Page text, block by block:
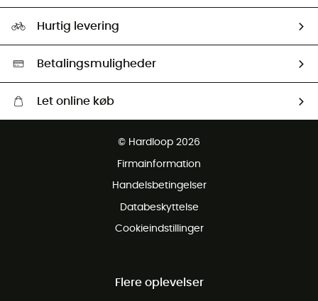
Our ambassadors
Second hand
HardGreen Udvalg
Hurtig levering
Betalingsmuligheder
Let online køb
Gratis retur inden for 100 dage
© Hardloop 2026
Firmainformation
Handelsbetingelser
Databeskyttelse
Cookieindstillinger
Flere oplevelser